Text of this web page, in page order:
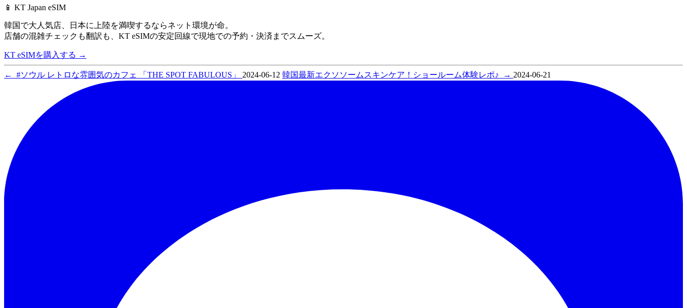
📱 KT Japan eSIM
韓国で大人気店、
日本に上陸を満喫するならネット環境が命。
店舗の混雑チェックも翻訳も、 KT eSIMの安定回線で現地での予約・決済までスムーズ。
KT eSIMを購入する →
← #ソウル レトロな雰囲気のカフェ 「THE SPOT FABULOUS」 2024-06-12 韓国最新エクソソームスキンケア！ショールーム体験レポ♪ → 2024-06-21